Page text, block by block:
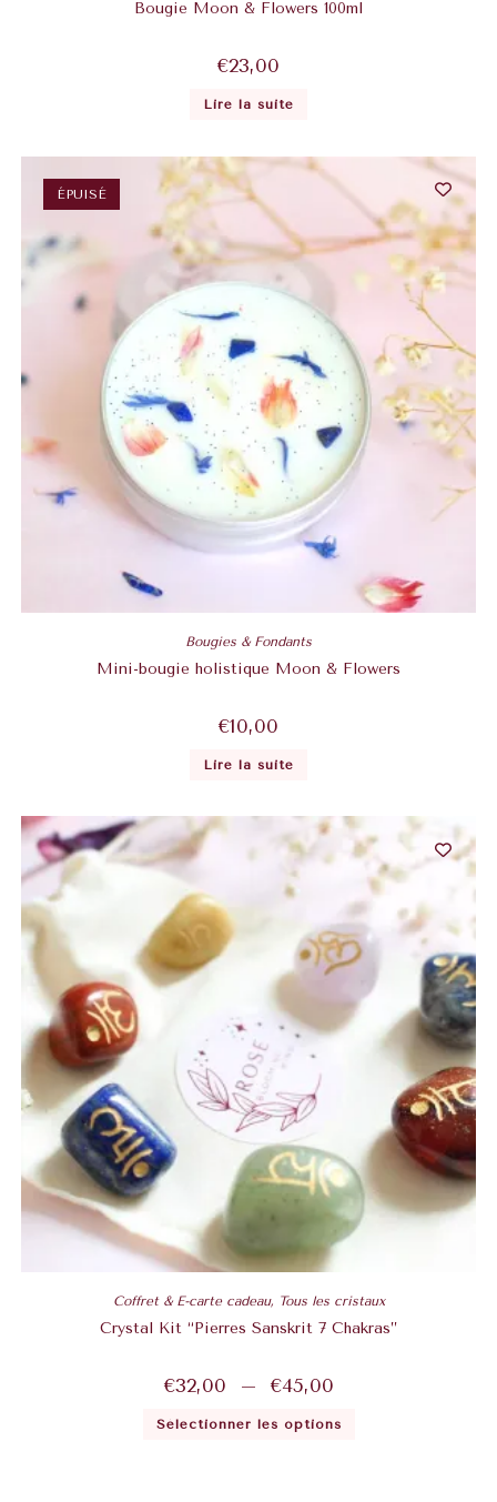
Bougie Moon & Flowers 100ml
€23,00
Lire la suite
ÉPUISÉ
Bougies & Fondants
Mini-bougie holistique Moon & Flowers
€10,00
Lire la suite
Coffret & E-carte cadeau, Tous les cristaux
Crystal Kit “Pierres Sanskrit 7 Chakras”
€32,00 – €45,00
Sélectionner les options